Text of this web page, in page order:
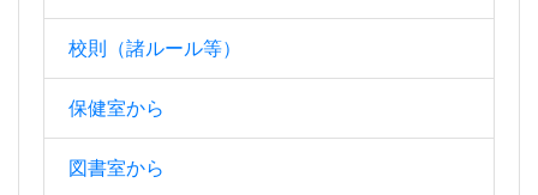
校則（諸ルール等）
保健室から
図書室から